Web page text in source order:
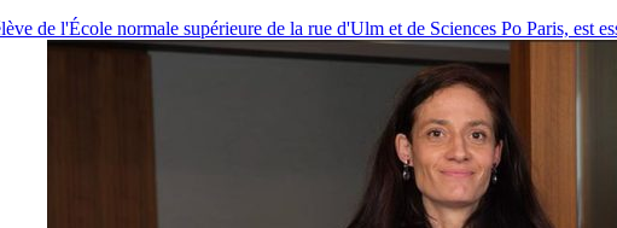
de l'École normale supérieure de la rue d'Ulm et de Sciences Po Paris, est